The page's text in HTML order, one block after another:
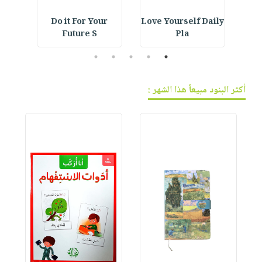
Love Yourself Daily
Pla
Do it For Your
Future S
1
2
3
4
5
أكثر البنود مبيعاً هذا الشهر :